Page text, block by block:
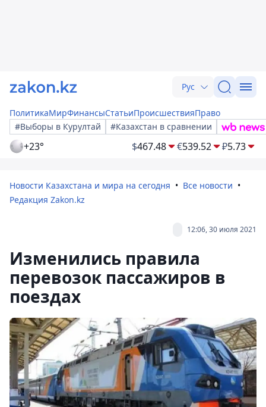
Рус
ПолитикаМирФинансыСтатьиПроисшествияПраво
#Выборы в Курултай
#Казахстан в сравнении
+23° $467.48 €539.52 ₽5.73
Новости Казахстана и мира на сегодня
Все новости
Редакция Zakon.kz
12:06, 30 июля 2021
Изменились правила
перевозок пассажиров в
поездах